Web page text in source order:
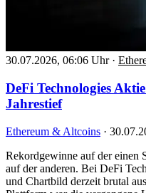
30.07.2026, 06:06 Uhr ·
DeFi Technologies
Jahrestief
Ethereum & Altcoins ·
Rekordgewinne auf der einen
auf der anderen. Bei DeFi
und Chartbild derzeit brutal